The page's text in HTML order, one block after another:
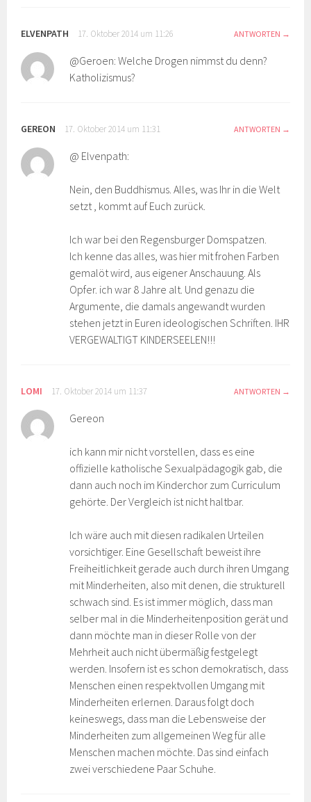
ELVENPATH 17. Oktober 2014 um 11:26 ANTWORTEN
@Geroen: Welche Drogen nimmst du denn?
Katholizismus?
GEREON 17. Oktober 2014 um 11:31 ANTWORTEN
@ Elvenpath:
Nein, den Buddhismus. Alles, was Ihr in die Welt
setzt , kommt auf Euch zurück.
Ich war bei den Regensburger Domspatzen.
Ich kenne das alles, was hier mit frohen Farben
gemalöt wird, aus eigener Anschauung. Als
Opfer. ich war 8 Jahre alt. Und genazu die
Argumente, die damals angewandt wurden
stehen jetzt in Euren ideologischen Schriften. IHR
VERGEWALTIGT KINDERSEELEN!!!
LOMI 17. Oktober 2014 um 11:37 ANTWORTEN
Gereon
ich kann mir nicht vorstellen, dass es eine
offizielle katholische Sexualpädagogik gab, die
dann auch noch im Kinderchor zum Curriculum
gehörte. Der Vergleich ist nicht haltbar.
Ich wäre auch mit diesen radikalen Urteilen
vorsichtiger. Eine Gesellschaft beweist ihre
Freiheitlichkeit gerade auch durch ihren Umgang
mit Minderheiten, also mit denen, die strukturell
schwach sind. Es ist immer möglich, dass man
selber mal in die Minderheitenposition gerät und
dann möchte man in dieser Rolle von der
Mehrheit auch nicht übermäßig festgelegt
werden. Insofern ist es schon demokratisch, dass
Menschen einen respektvollen Umgang mit
Minderheiten erlernen. Daraus folgt doch
keineswegs, dass man die Lebensweise der
Minderheiten zum allgemeinen Weg für alle
Menschen machen möchte. Das sind einfach
zwei verschiedene Paar Schuhe.